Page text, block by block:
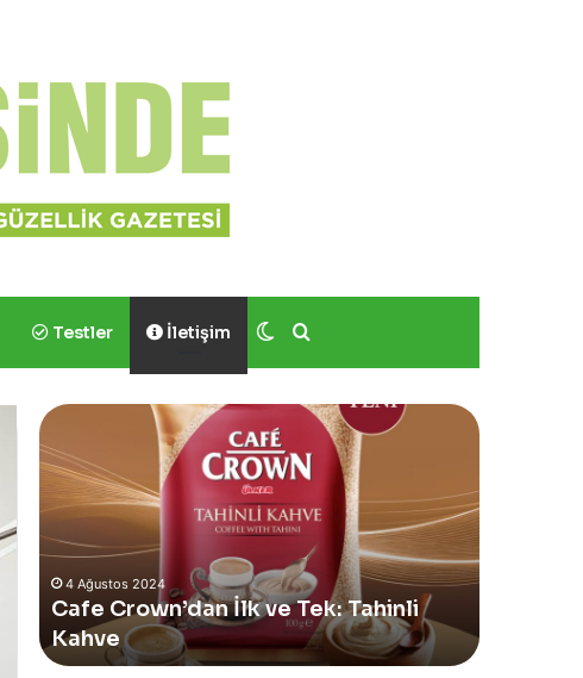
Testler İletişim Dış görünümü değiştir
Arama yap ...
Yves
Rocher,
Momo
Bodrum’da
Yer
Alan
Yeni
Summer
Pop-
Up
Mağazasını
4 Ağustos 2024
Yves Rocher, Momo Bodrum’da Yer
Alan Yeni Summer Pop-Up Mağazasını
Özel Bir Davet İle Kutladı!